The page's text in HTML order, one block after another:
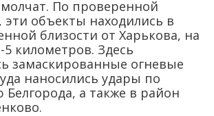
По проверенной
объекты находились в
близости от Харькова, на
5 километров. Здесь
замаскированные огневые
наносились удары по
а также в район